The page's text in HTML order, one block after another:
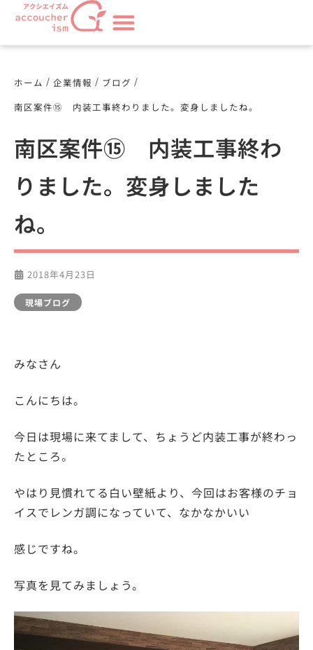
ホーム / 企業情報 / ブログ /
南区案件⑮ 内装工事終わりました。変身しましたね。
南区案件⑮ 内装工事終わ
りました。変身しました
ね。
2018年4月23日
現場ブログ
みなさん
こんにちは。
今日は現場に来てまして、ちょうど内装工事が終わっ
たところ。
やはり見慣れてる白い壁紙より、今回はお客様のチョ
イスでレンガ調になっていて、なかなかいい
感じですね。
写真を見てみましょう。